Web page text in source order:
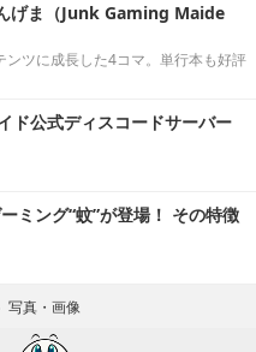
げま（Junk Gaming Maide
ツに成長した4コマ。単行本も好評
公式ディスコードサーバー
ミング“蚊”が登場！ その特徴
写真・画像